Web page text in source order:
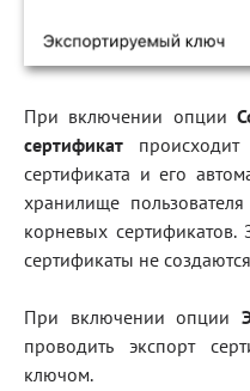
При включении опции
сертификат происходит
сертификата и его
хранилище
корневых
сертификаты не
При включении опции
проводить экспорт
ключом.